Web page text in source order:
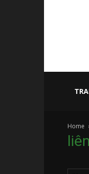
Home